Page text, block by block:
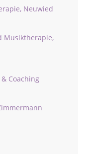
Neuwied
Musiktherapie,
Coaching